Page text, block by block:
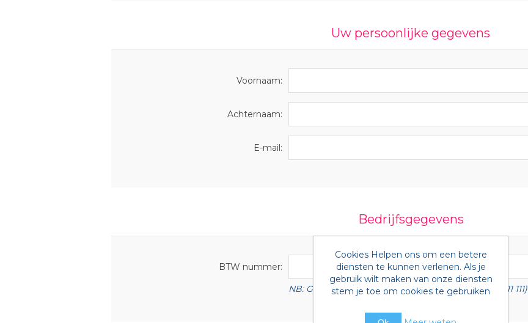
Uw persoonlijke gegevens
Voornaam:
Achternaam:
E-mail:
Bedrijfsgegevens
BTW nummer:
NB: Geef BTW nummer met landscode (b.v. NL 1111 11 111)
Cookies Helpen ons om een betere
diensten te kunnen verlenen. Als je
gebruik wilt maken van onze diensten
stem je toe om cookies te gebruiken